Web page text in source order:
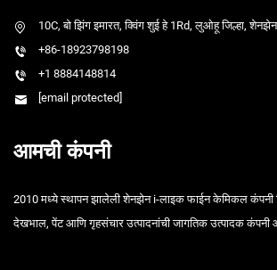
10C, बो झिंग इमारत, क्विंग शुई हे 1Rd, लुओहू जिल्हा,
+86-18923798198
+1 8884148814
[email protected]
आमची कंपनी
2010 मध्ये स्थापन झालेली शेनझेन i-लाइक फाईन केमिकल कंपनी
देखभाल, पेंट आणि गृहसंचार उत्पादनांची जागतिक उत्पादक कंपनी